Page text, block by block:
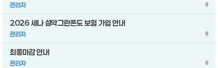
관리자 0
2026 세나 설악그란폰도 보험 가입 안내
관리자 0
최종마감 안내
관리자 0